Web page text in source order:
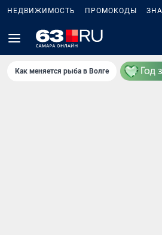
НЕДВИЖИМОСТЬ ПРОМОКОДЫ
Как меняется рыба в Волге